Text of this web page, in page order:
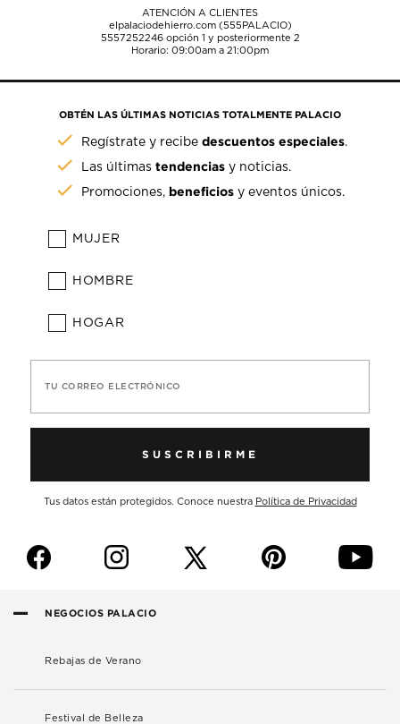
ATENCIÓN A CLIENTES
elpalaciodehierro.com (555PALACIO)
5557252246opción 1 y posteriormente 2
Horario: 09:00am a 21:00pm
OBTÉN LAS ÚLTIMAS NOTICIAS TOTALMENTE PALACIO
Regístrate y recibedescuentos especiales.
Las últimastendencias y noticias.
Promociones, beneficios y eventos únicos.
MUJER
HOMBRE
HOGAR
TU CORREO ELECTRÓNICO
SUSCRIBIRME
Tus datos están protegidos. Conoce nuestra Política de Privacidad
f i p y
NEGOCIOS PALACIO
Rebajas de Verano
Festival de Belleza